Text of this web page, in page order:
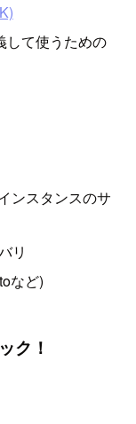
して使うための
ンスタンスのサ
リ
など)
ク！